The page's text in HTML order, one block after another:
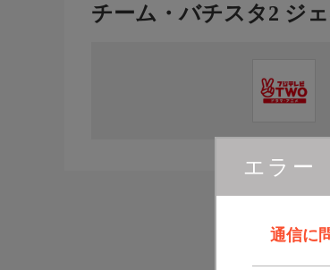
エラー
通信に
チーム・バチスタ2 ジ